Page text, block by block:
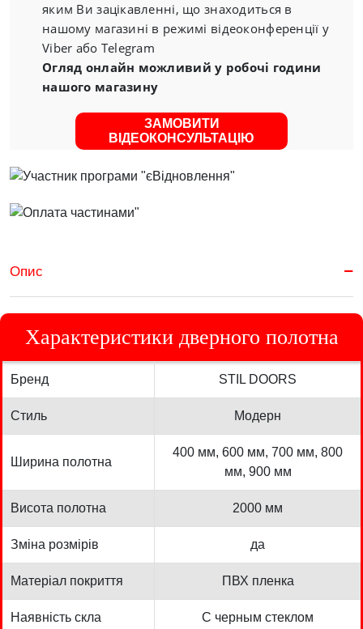
яким Ви зацікавленні, що знаходиться в
нашому магазині в режимі відеоконференції у
Viber або Telegram
Огляд онлайн можливий у робочі години
нашого магазину
ЗАМОВИТИ
ВІДЕОКОНСУЛЬТАЦІЮ
Опис
Характеристики дверного полотна
Бренд STIL DOORS
Стиль Модерн
Ширина полотна
400 мм, 600 мм, 700 мм, 800
мм, 900 мм
Висота полотна 2000 мм
Зміна розмірів да
Матеріал покриття ПВХ пленка
Наявність скла С черным стеклом